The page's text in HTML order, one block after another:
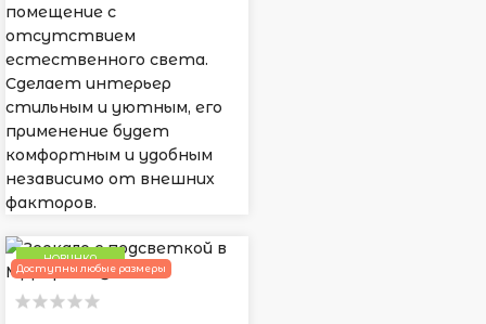
помещение с
отсутствием
естественного света.
Сделает интерьер
стильным и уютным, его
применение будет
комфортным и удобным
независимо от внешних
факторов.
НОВИНКА
Доступны любые размеры